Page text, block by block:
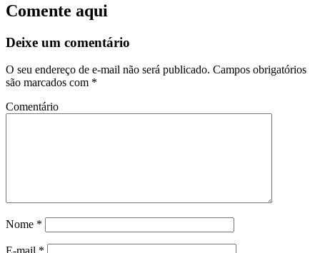
Comente aqui
Deixe um comentário
O seu endereço de e-mail não será publicado. Campos obrigatórios
são marcados com *
Comentário
Nome *